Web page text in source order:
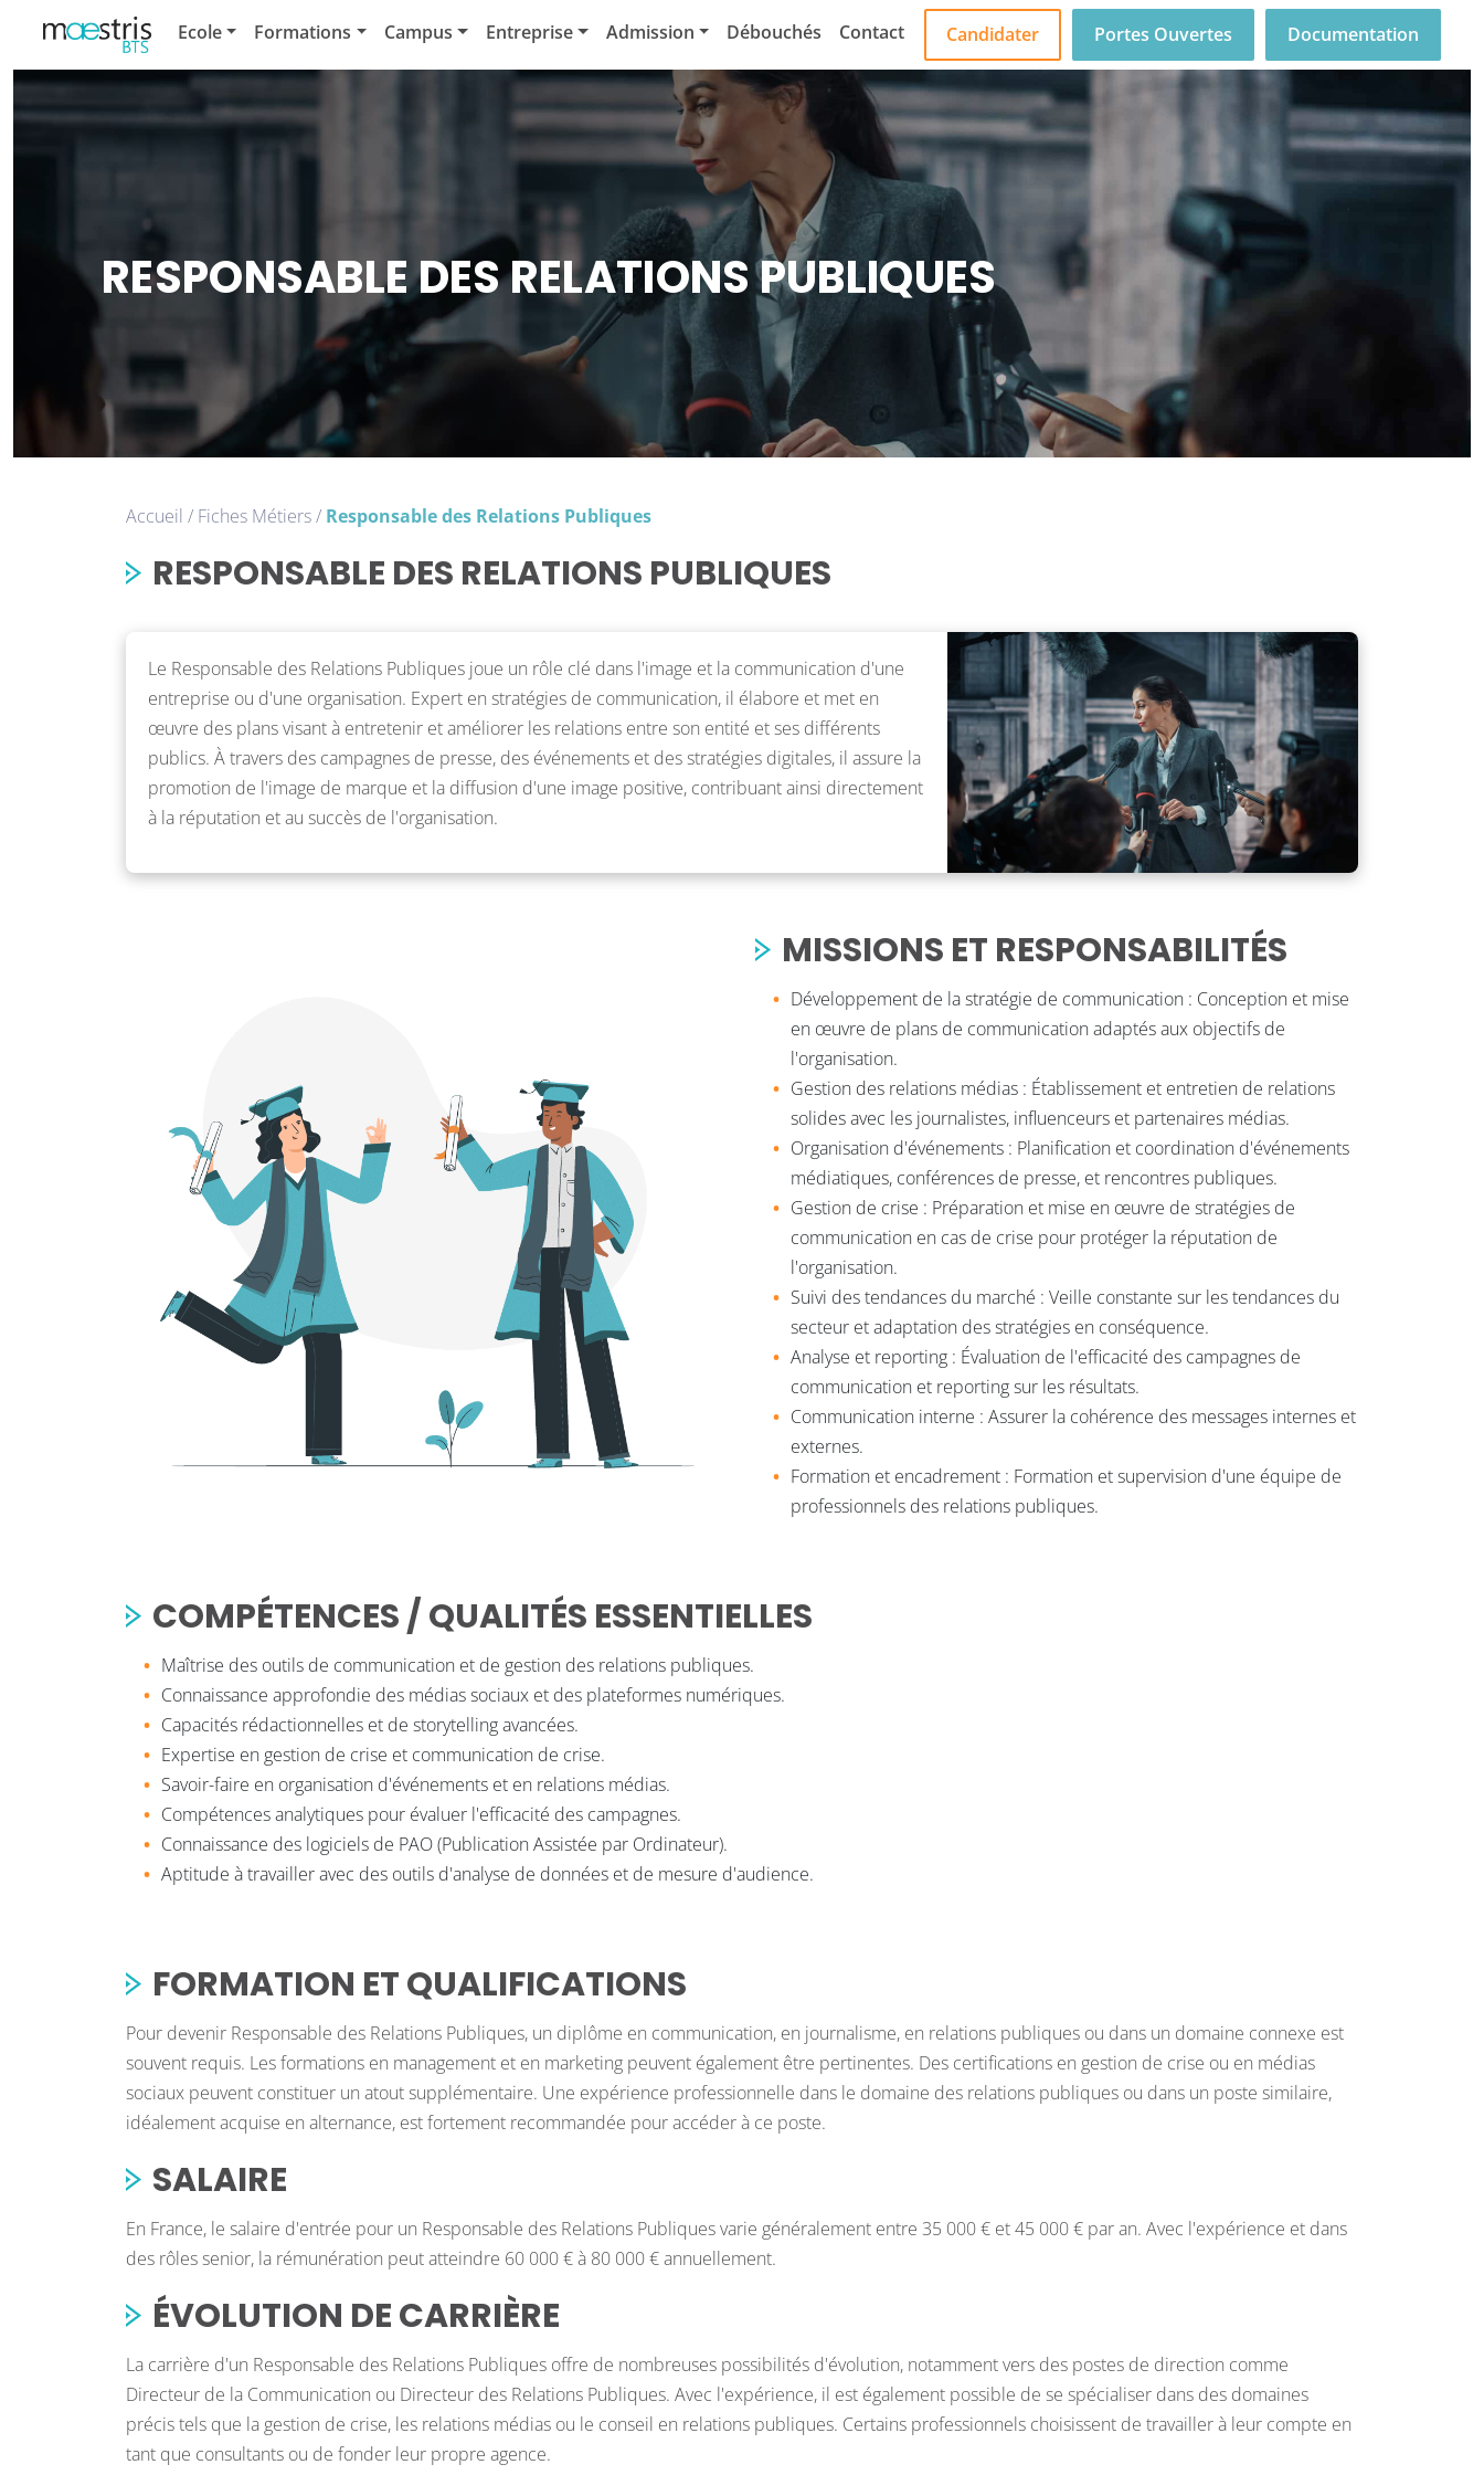
Ecole Formations Campus Entreprise Admission Débouchés Contact Candidater Portes Ouvertes Documentation
RESPONSABLE DES RELATIONS PUBLIQUES
Accueil / Fiches Métiers/ Responsable des Relations Publiques
RESPONSABLE DES RELATIONS PUBLIQUES
Le Responsable des Relations Publiques joue un rôle clé dans l'image et la communication d'une
entreprise ou d'une organisation. Expert en stratégies de communication, il élabore et met en
œuvre des plans visant à entretenir et améliorer les relations entre son entité et ses différents
publics. À travers des campagnes de presse, des événements et des stratégies digitales, il assure la
promotion de l'image de marque et la diffusion d'une image positive, contribuant ainsi directement
à la réputation et au succès de l'organisation.
MISSIONS ET RESPONSABILITÉS
Développement de la stratégie de communication : Conception et mise
en œuvre de plans de communication adaptés aux objectifs de
l'organisation.
Gestion des relations médias : Établissement et entretien de relations
solides avec les journalistes, influenceurs et partenaires médias.
Organisation d'événements : Planification et coordination d'événements
médiatiques, conférences de presse, et rencontres publiques.
Gestion de crise : Préparation et mise en œuvre de stratégies de
communication en cas de crise pour protéger la réputation de
l'organisation.
Suivi des tendances du marché : Veille constante sur les tendances du
secteur et adaptation des stratégies en conséquence.
Analyse et reporting : Évaluation de l'efficacité des campagnes de
communication et reporting sur les résultats.
Communication interne : Assurer la cohérence des messages internes et
externes.
Formation et encadrement : Formation et supervision d'une équipe de
professionnels des relations publiques.
COMPÉTENCES / QUALITÉS ESSENTIELLES
Maîtrise des outils de communication et de gestion des relations publiques.
Connaissance approfondie des médias sociaux et des plateformes numériques.
Capacités rédactionnelles et de storytelling avancées.
Expertise en gestion de crise et communication de crise.
Savoir-faire en organisation d'événements et en relations médias.
Compétences analytiques pour évaluer l'efficacité des campagnes.
Connaissance des logiciels de PAO (Publication Assistée par Ordinateur).
Aptitude à travailler avec des outils d'analyse de données et de mesure d'audience.
FORMATION ET QUALIFICATIONS
Pour devenir Responsable des Relations Publiques, un diplôme en communication, en journalisme, en relations publiques ou dans un domaine connexe est
souvent requis. Les formations en management et en marketing peuvent également être pertinentes. Des certifications en gestion de crise ou en médias
sociaux peuvent constituer un atout supplémentaire. Une expérience professionnelle dans le domaine des relations publiques ou dans un poste similaire,
idéalement acquise en alternance, est fortement recommandée pour accéder à ce poste.
SALAIRE
En France, le salaire d'entrée pour un Responsable des Relations Publiques varie généralement entre 35 000 € et 45 000 € par an. Avec l'expérience et dans
des rôles senior, la rémunération peut atteindre 60 000 € à 80 000 € annuellement.
ÉVOLUTION DE CARRIÈRE
La carrière d'un Responsable des Relations Publiques offre de nombreuses possibilités d'évolution, notamment vers des postes de direction comme
Directeur de la Communication ou Directeur des Relations Publiques. Avec l'expérience, il est également possible de se spécialiser dans des domaines
précis tels que la gestion de crise, les relations médias ou le conseil en relations publiques. Certains professionnels choisissent de travailler à leur compte en
tant que consultants ou de fonder leur propre agence.